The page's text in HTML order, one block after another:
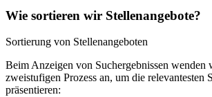
Wie sortieren wir Stellenangebote?
Sortierung von Stellenangeboten
Beim Anzeigen von Suchergebnissen wenden
zweistufigen Prozess an, um die relevantesten
präsentieren: